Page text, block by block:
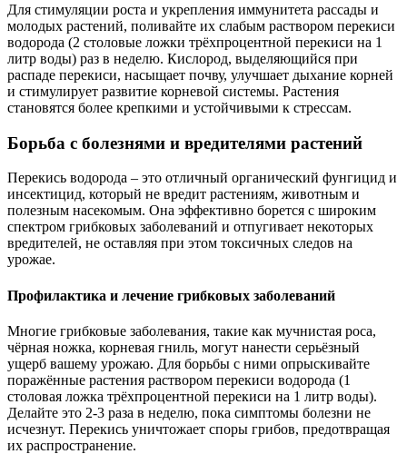
Для стимуляции роста и укрепления иммунитета рассады и
молодых растений, поливайте их слабым раствором перекиси
водорода (2 столовые ложки трёхпроцентной перекиси на 1
литр воды) раз в неделю. Кислород, выделяющийся при
распаде перекиси, насыщает почву, улучшает дыхание корней
и стимулирует развитие корневой системы. Растения
становятся более крепкими и устойчивыми к стрессам.
Борьба с болезнями и вредителями растений
Перекись водорода – это отличный органический фунгицид и
инсектицид, который не вредит растениям, животным и
полезным насекомым. Она эффективно борется с широким
спектром грибковых заболеваний и отпугивает некоторых
вредителей, не оставляя при этом токсичных следов на
урожае.
Профилактика и лечение грибковых заболеваний
Многие грибковые заболевания, такие как мучнистая роса,
чёрная ножка, корневая гниль, могут нанести серьёзный
ущерб вашему урожаю. Для борьбы с ними опрыскивайте
поражённые растения раствором перекиси водорода (1
столовая ложка трёхпроцентной перекиси на 1 литр воды).
Делайте это 2-3 раза в неделю, пока симптомы болезни не
исчезнут. Перекись уничтожает споры грибов, предотвращая
их распространение.